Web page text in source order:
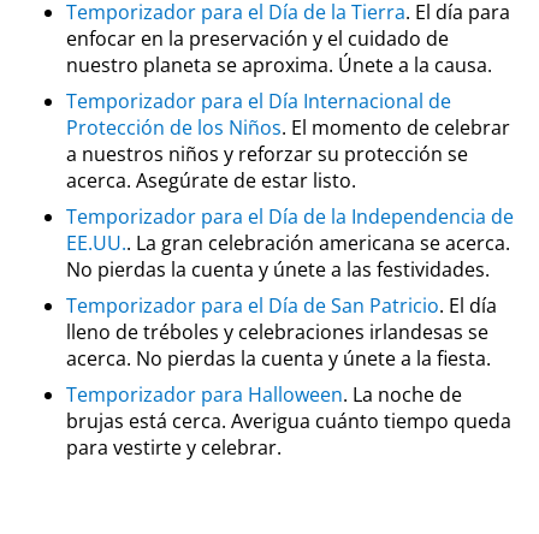
Temporizador para el Día de la Tierra. El día para
enfocar en la preservación y el cuidado de
nuestro planeta se aproxima. Únete a la causa.
Temporizador para el Día Internacional de
Protección de los Niños. El momento de celebrar
a nuestros niños y reforzar su protección se
acerca. Asegúrate de estar listo.
Temporizador para el Día de la Independencia de
EE.UU.. La gran celebración americana se acerca.
No pierdas la cuenta y únete a las festividades.
Temporizador para el Día de San Patricio. El día
lleno de tréboles y celebraciones irlandesas se
acerca. No pierdas la cuenta y únete a la fiesta.
Temporizador para Halloween. La noche de
brujas está cerca. Averigua cuánto tiempo queda
para vestirte y celebrar.